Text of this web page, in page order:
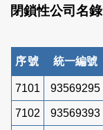
閉鎖性公司名錄
序號 統一編號
7101 93569295
7102 93569393